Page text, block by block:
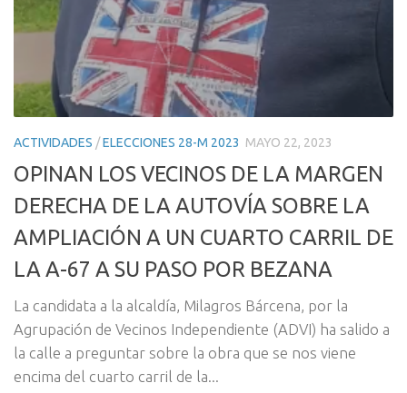
ACTIVIDADES /ELECCIONES 28-M 2023 MAYO 22, 2023
OPINAN LOS VECINOS DE LA MARGEN
DERECHA DE LA AUTOVÍA SOBRE LA
AMPLIACIÓN A UN CUARTO CARRIL DE
LA A-67 A SU PASO POR BEZANA
La candidata a la alcaldía, Milagros Bárcena, por la
Agrupación de Vecinos Independiente (ADVI) ha salido a
la calle a preguntar sobre la obra que se nos viene
encima del cuarto carril de la...